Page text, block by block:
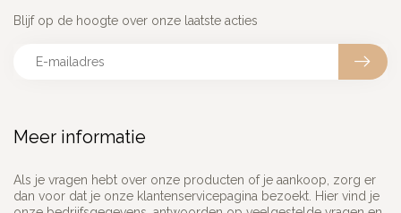
Meer informatie
Als je vragen hebt over onze producten of je aankoop, zorg er
dan voor dat je onze klantenservicepagina bezoekt. Hier vind je
Blijf op de hoogte over onze laatste acties